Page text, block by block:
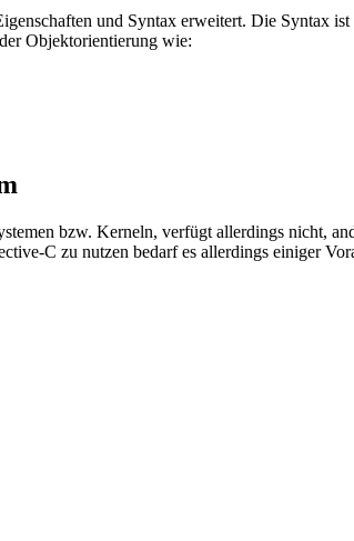
und Syntax erweitert. Die Syntax
Objektorientierung wie:
bzw. Kerneln, verfügt allerdings nicht,
C zu nutzen bedarf es allerdings einiger